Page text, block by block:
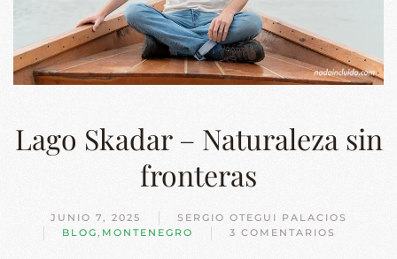
Lago Skadar – Naturaleza sin
fronteras
JUNIO 7, 2025
SERGIO OTEGUI PALACIOS
BLOG, MONTENEGRO 3 COMENTARIOS
EN